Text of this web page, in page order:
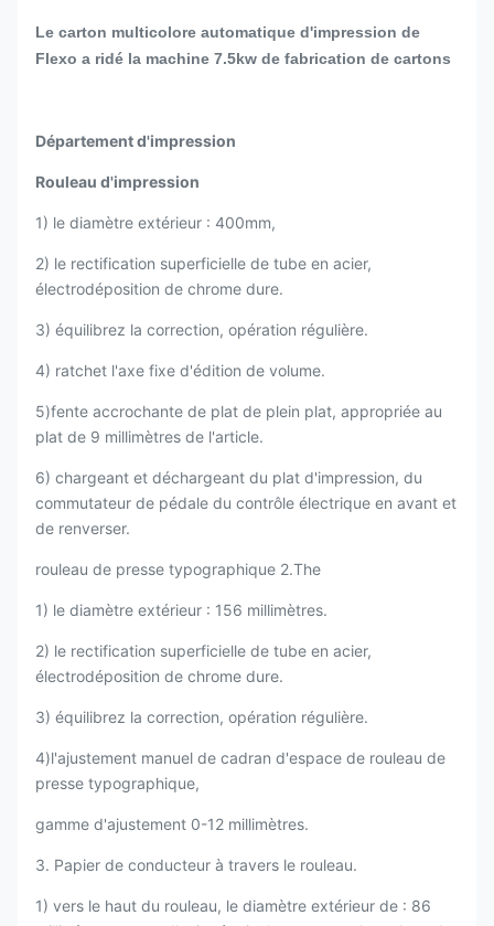
Le carton multicolore automatique d'impression de
Flexo a ridé la machine 7.5kw de fabrication de cartons
Département d'impression
Rouleau d'impression
1) le diamètre extérieur : 400mm,
2) le rectification superficielle de tube en acier,
électrodéposition de chrome dure.
3) équilibrez la correction, opération régulière.
4) ratchet l'axe fixe d'édition de volume.
5)fente accrochante de plat de plein plat, appropriée au
plat de 9 millimètres de l'article.
6) chargeant et déchargeant du plat d'impression, du
commutateur de pédale du contrôle électrique en avant et
de renverser.
rouleau de presse typographique 2.The
1) le diamètre extérieur : 156 millimètres.
2) le rectification superficielle de tube en acier,
électrodéposition de chrome dure.
3) équilibrez la correction, opération régulière.
4)l'ajustement manuel de cadran d'espace de rouleau de
presse typographique,
gamme d'ajustement 0-12 millimètres.
3. Papier de conducteur à travers le rouleau.
1) vers le haut du rouleau, le diamètre extérieur de : 86